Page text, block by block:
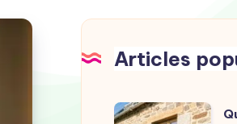
Articles
Quel